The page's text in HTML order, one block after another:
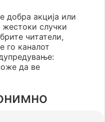
добра акција или
жестоки случки
читатели,
го каналот
да ве